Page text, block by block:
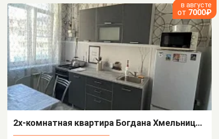
в августе
от 7000₽
2х-комнатная квартира Богдана Хмельницкого 48/А